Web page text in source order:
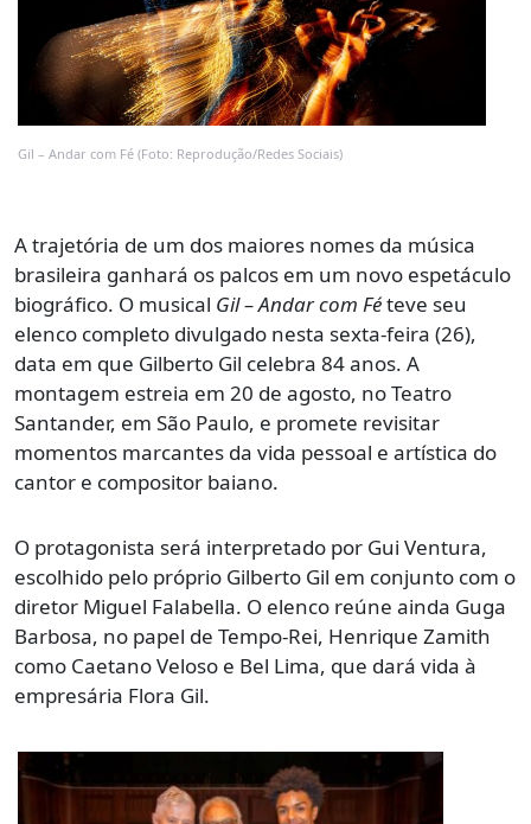
Gil – Andar com Fé (Foto: Reprodução/Redes Sociais)
A trajetória de um dos maiores nomes da música
brasileira ganhará os palcos em um novo espetáculo
biográfico. O musical Gil – Andar com Féteve seu
elenco completo divulgado nesta sexta-feira (26),
data em que Gilberto Gil celebra 84 anos. A
montagem estreia em 20 de agosto, no Teatro
Santander, em São Paulo, e promete revisitar
momentos marcantes da vida pessoal e artística do
cantor e compositor baiano.
O protagonista será interpretado por Gui Ventura,
escolhido pelo próprio Gilberto Gil em conjunto com o
diretor Miguel Falabella. O elenco reúne ainda Guga
Barbosa, no papel de Tempo-Rei, Henrique Zamith
como Caetano Veloso e Bel Lima, que dará vida à
empresária Flora Gil.